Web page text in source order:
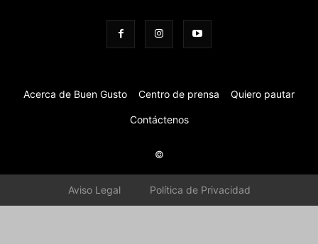
Acerca de Buen Gusto Centro de prensa Quiero pautar
Contáctenos
©
Aviso Legal Política de Privacidad